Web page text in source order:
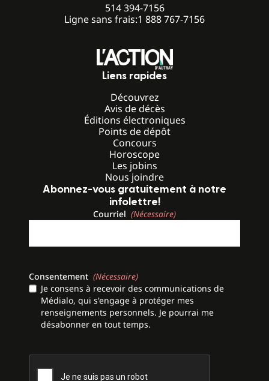
514 394-7156
Ligne sans frais:1 888 767-7156
Liens rapides
Découvrez
Avis de décès
Éditions électroniques
Points de dépôt
Concours
Horoscope
Les jobins
Nous joindre
Abonnez-vous gratuitement à notre
infolettre!
Courriel (Nécessaire)
Consentement (Nécessaire)
Je consens à recevoir des communications de
Médialo, qui s'engage à protéger mes
renseignements personnels. Je pourrai me
désabonner en tout temps.
CAPTCHA